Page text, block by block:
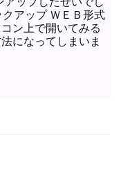
アップ ＷＥＢ形式
ン上で開いてみる
になってしまいま